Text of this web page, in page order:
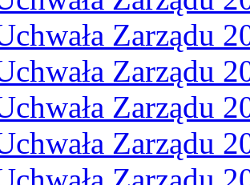
Zarządu
Zarządu
Zarządu
Zarządu